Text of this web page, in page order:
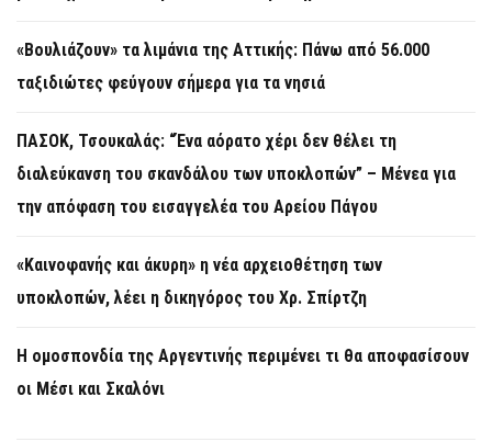
«Βουλιάζουν» τα λιμάνια της Αττικής: Πάνω από 56.000
ταξιδιώτες φεύγουν σήμερα για τα νησιά
ΠΑΣΟΚ, Τσουκαλάς: “Ένα αόρατο χέρι δεν θέλει τη
διαλεύκανση του σκανδάλου των υποκλοπών” – Μένεα για
την απόφαση του εισαγγελέα του Αρείου Πάγου
«Καινοφανής και άκυρη» η νέα αρχειοθέτηση των
υποκλοπών, λέει η δικηγόρος του Χρ. Σπίρτζη
Η ομοσπονδία της Αργεντινής περιμένει τι θα αποφασίσουν
οι Μέσι και Σκαλόνι